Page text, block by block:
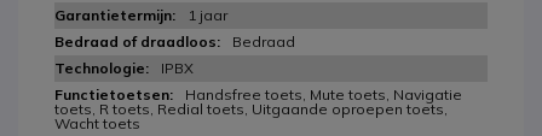
1 jaar
Bedraad
IPBX
Handsfree toets, Mute toets, Navigatie
toets, R toets, Redial toets, Uitgaande oproepen toets,
Wacht toets